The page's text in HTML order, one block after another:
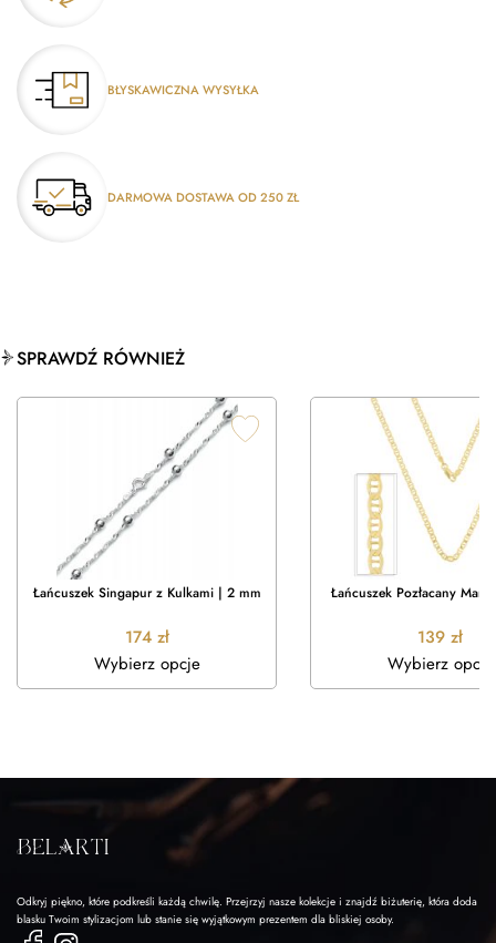
BŁYSKAWICZNA WYSYŁKA
DARMOWA DOSTAWA OD 250 ZŁ
SPRAWDŹ RÓWNIEŻ
Łańcuszek Singapur z Kulkami | 2 mm
174 zł
Wybierz opcje
Łańcuszek Pozłacany
139 zł
Wybierz opcje
Odkryj piękno, które podkreśli każdą chwilę. Przejrzyj nasze kolekcje i znajdź biżuterię, która doda
blasku Twoim stylizacjom lub stanie się wyjątkowym prezentem dla bliskiej osoby.